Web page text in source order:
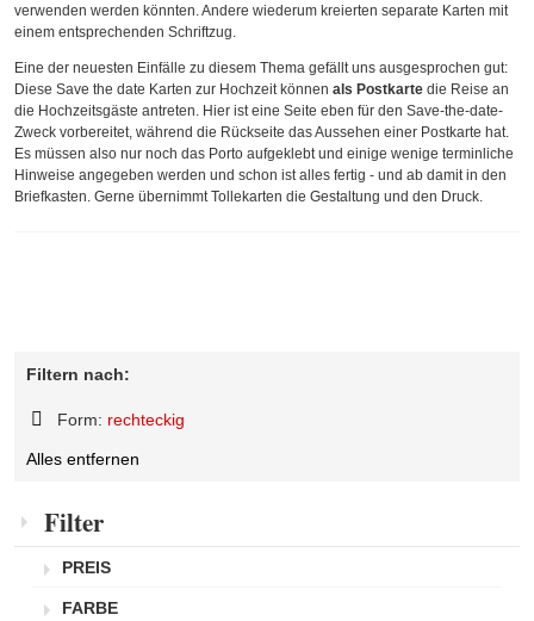
verwenden werden könnten. Andere wiederum kreierten separate Karten mit
einem entsprechenden Schriftzug.
Eine der neuesten Einfälle zu diesem Thema gefällt uns ausgesprochen gut:
Diese Save the date Karten zur Hochzeit können als Postkarte die Reise an
die Hochzeitsgäste antreten. Hier ist eine Seite eben für den Save-the-date-
Zweck vorbereitet, während die Rückseite das Aussehen einer Postkarte hat.
Es müssen also nur noch das Porto aufgeklebt und einige wenige terminliche
Hinweise angegeben werden und schon ist alles fertig - und ab damit in den
Briefkasten. Gerne übernimmt Tollekarten die Gestaltung und den Druck.
Filtern nach:
Form: rechteckig
Artikel
Alles entfernen
Filter
PREIS
FARBE